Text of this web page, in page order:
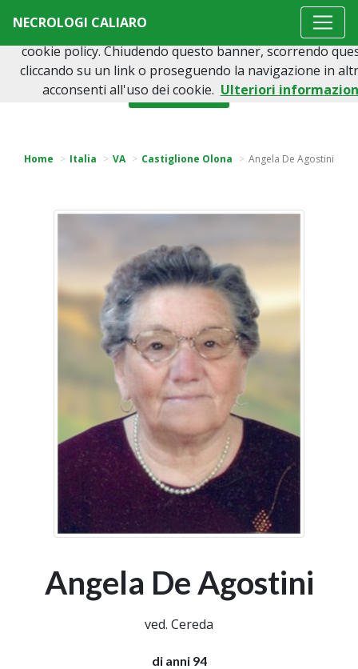
NECROLOGI CALIARO
Torna indietro
Home Italia VA Castiglione Olona Angela De Agostini
Angela De Agostini
ved. Cereda
di anni 94
Questo sito o gli strumenti terzi da questo utilizzati si
cookie necessari al funzionamento ed utili alle finalità
cookie policy. Chiudendo questo banner, scorrendo
cliccando su un link o proseguendo la navigazione in
acconsenti all'uso dei cookie. Ulteriori